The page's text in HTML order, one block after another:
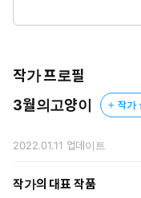
갑작스럽게 만신이 실
“삼춘, 살려 주세요. 무서
평소 지희를 살뜰히 챙
작가 프로필
3월의고양이
작가
2022.01.11 업데이트
작가의 대표 작품